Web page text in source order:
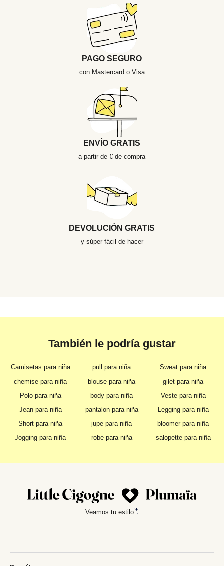
PAGO SEGURO
con Mastercard o Visa
ENVÍO GRATIS
a partir de € de compra
DEVOLUCIÓN GRATIS
y súper fácil de hacer
También le podría gustar
Camisetas para niña pull para niña
Sweat para niña
chemise para niña
blouse para niña
gilet para niña
Polo para niña
body para niña
Veste para niña
Jean para niña
pantalon para niña
Legging para niña
Short para niña
jupe para niña
bloomer para niña
Jogging para niña
robe para niña salopette para niña
Veamos tu estilo